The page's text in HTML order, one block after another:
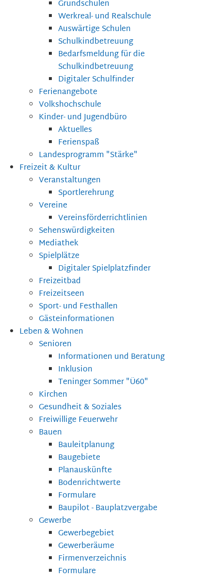
Grundschulen
Werkreal- und Realschule
Auswärtige Schulen
Schulkindbetreuung
Bedarfsmeldung für die
Schulkindbetreuung
Digitaler Schulfinder
Ferienangebote
Volkshochschule
Kinder- und Jugendbüro
Aktuelles
Ferienspaß
Landesprogramm "Stärke"
Freizeit & Kultur
Veranstaltungen
Sportlerehrung
Vereine
Vereinsförderrichtlinien
Sehenswürdigkeiten
Mediathek
Spielplätze
Digitaler Spielplatzfinder
Freizeitbad
Freizeitseen
Sport- und Festhallen
Gästeinformationen
Leben & Wohnen
Senioren
Informationen und Beratung
Inklusion
Teninger Sommer "Ü60"
Kirchen
Gesundheit & Soziales
Freiwillige Feuerwehr
Bauen
Bauleitplanung
Baugebiete
Planauskünfte
Bodenrichtwerte
Formulare
Baupilot - Bauplatzvergabe
Gewerbe
Gewerbegebiet
Gewerberäume
Firmenverzeichnis
Formulare